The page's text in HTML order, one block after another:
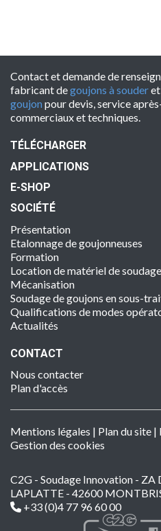
Contact et demande de
fabricant degoujons à souder
goujon pour devis, service
commerciaux et techniques.
TÉLÉCHARGER
APPLICATIONS
E-SHOP
SOCIÉTÉ
Présentation
Etalonnage de goujonneuses
Formation
Location de matériel de soudage
Mécanisation
Soudage de goujons en sous-
Qualifications de modes
Actualités
CONTACT
Nous contacter
Plan d'accès
Mentions légales | Plan du site |
Gestion des cookies
C2G - Soudage Innovation - ZA
LAPLATTE - 42600
+33 (0)4 77 96 60 00